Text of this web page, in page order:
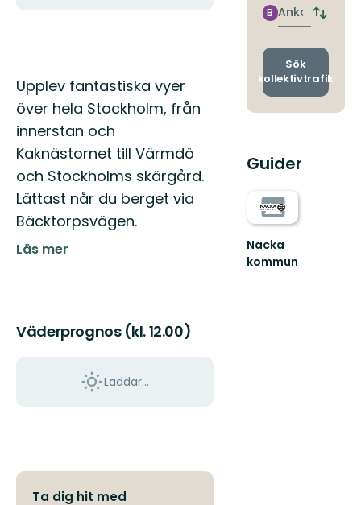
Beskrivning
Upplev fantastiska vyer
över hela Stockholm, från
innerstan och
Kaknästornet till Värmdö
och Stockholms skärgård.
Lättast når du berget via
Bäcktorpsvägen.
Läs mer
Väderprognos (kl. 12.00)
Laddar...
Ta dig hit med
Ankomst
B
Byt
och
Sök
kollektivtrafik
Guider
Nacka
kommun